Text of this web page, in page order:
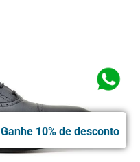
Ganhe 10% de desconto